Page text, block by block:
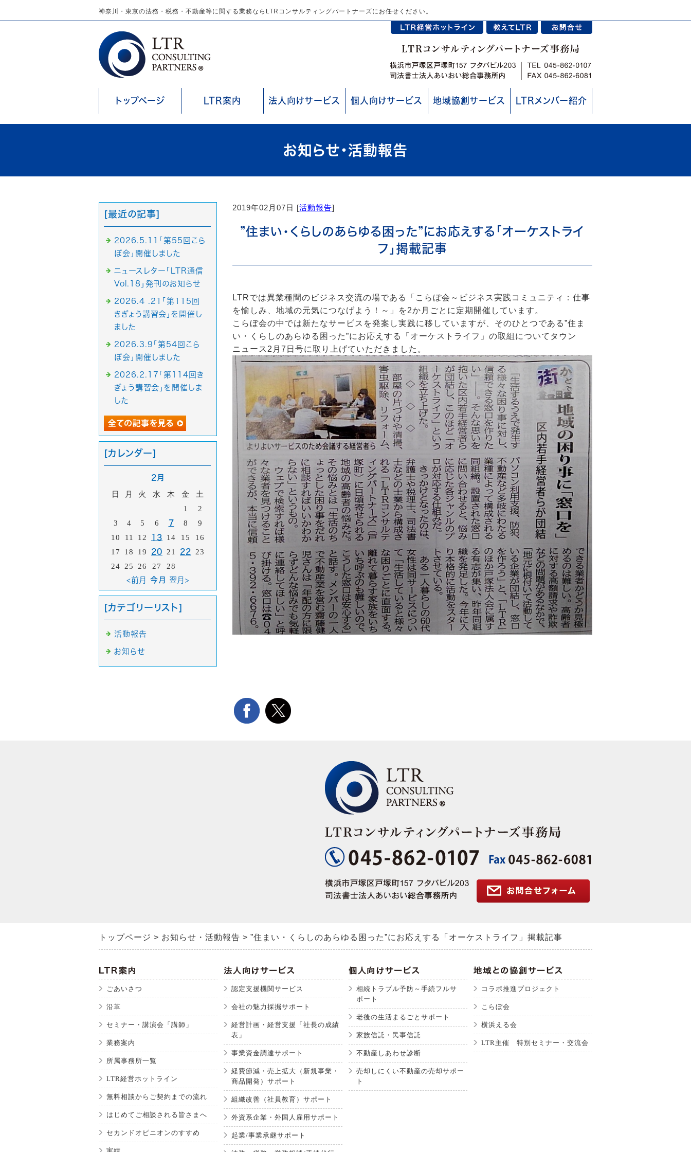
神奈川・東京の法務・税務・不動産等に関する業務ならLTRコンサルティングパートナーズにお任せください。
トップページ LTR案内 法人向けサービス 個人向けサービス 地域協創サービス LTRメンバー紹介
お知らせ・活動報告
2019年02月07日 [活動報告]
”住まい・くらしのあらゆる困った”にお応えする「オーケストライ
フ」掲載記事
LTRでは異業種間のビジネス交流の場である「こらぼ会～ビジネス実践コミュニティ：仕事
を愉しみ、地域の元気につなげよう！～」を2か月ごとに定期開催しています。
こらぼ会の中では新たなサービスを発案し実践に移していますが、そのひとつである”住ま
い・くらしのあらゆる困った”にお応えする「オーケストライフ」の取組についてタウン
ニュース2月7日号に取り上げていただきました。
[最近の記事]
2026.5.11「第55回こら
ぼ会」開催しました
ニュースレター「LTR通信
Vol.18」発刊のお知らせ
2026.4 .21「第115回
きぎょう講習会」を開催し
ました
2026.3.9「第54回こら
ぼ会」開催しました
2026.2.17「第114回き
ぎょう講習会」を開催しま
した
[カレンダー]
2月
日 月 火 水 木 金
土
1
2
3
4 5 6 7 8
9
10
11 12 13 14 15
16
17
18 19 20 21 22
23
24
25 26 27 28
<前月 今月 翌月>
[カテゴリーリスト]
活動報告
お知らせ
トップページ お知らせ・活動報告 ”住まい・くらしのあらゆる困った”にお応えする「オーケストライフ」掲載記事
ごあいさつ
沿革
セミナー・講演会「講師」
業務案内
所属事務所一覧
LTR経営ホットライン
無料相談からご契約までの流れ
はじめてご相談される皆さまへ
セカンドオピニオンのすすめ
認定支援機関サービス
会社の魅力採掘サポート
経営計画・経営支援「社長の成績
表」
事業資金調達サポート
経費節減・売上拡大（新規事業・
商品開発）サポート
組織改善（社員教育）サポート
外資系企業・外国人雇用サポート
起業/事業承継サポート
相続トラブル予防～手続フルサ
ポート
老後の生活まるごとサポート
家族信託・民事信託
不動産しあわせ診断
売却しにくい不動産の売却サポー
ト
コラボ推進プロジェクト
こらぼ会
横浜える会
LTR主催 特別セミナー・交流会